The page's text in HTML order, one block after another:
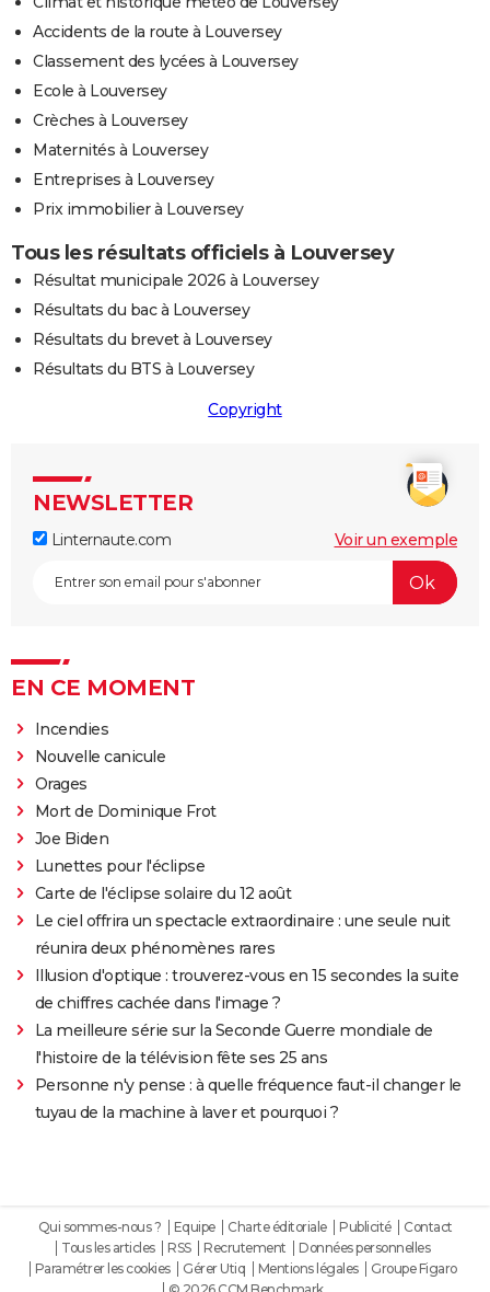
Accidents de la route à Louversey
Classement des lycées à Louversey
Ecole à Louversey
Crèches à Louversey
Maternités à Louversey
Entreprises à Louversey
Prix immobilier à Louversey
Tous les résultats officiels à Louversey
Résultat municipale 2026 à Louversey
Résultats du bac à Louversey
Résultats du brevet à Louversey
Résultats du BTS à Louversey
Copyright
NEWSLETTER
Linternaute.com Voir un exemple
EN CE MOMENT
Incendies
Nouvelle canicule
Orages
Mort de Dominique Frot
Joe Biden
Lunettes pour l'éclipse
Carte de l'éclipse solaire du 12 août
Le ciel offrira un spectacle extraordinaire : une seule nuit
réunira deux phénomènes rares
Illusion d'optique : trouverez-vous en 15 secondes la suite
de chiffres cachée dans l'image ?
La meilleure série sur la Seconde Guerre mondiale de
l'histoire de la télévision fête ses 25 ans
Personne n'y pense : à quelle fréquence faut-il changer le
tuyau de la machine à laver et pourquoi ?
Qui sommes-nous ? Equipe Charte éditoriale Publicité
Contact
Tous les articles
RSS Recrutement
Données personnelles
Paramétrer les cookies
Gérer Utiq Mentions légales
Groupe Figaro